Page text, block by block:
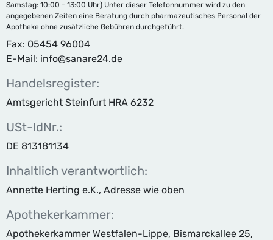
Samstag: 10:00 - 13:00 Uhr) Unter dieser Telefonnummer wird zu den
angegebenen Zeiten eine Beratung durch pharmazeutisches Personal der
Apotheke ohne zusätzliche Gebühren durchgeführt.
Fax: 05454 96004
E-Mail: info@sanare24.de
Handelsregister:
Amtsgericht Steinfurt HRA 6232
USt-IdNr.:
DE 813181134
Inhaltlich verantwortlich:
Annette Herting e.K., Adresse wie oben
Apotheker­kammer:
Apothekerkammer Westfalen-Lippe, Bismarckallee 25,